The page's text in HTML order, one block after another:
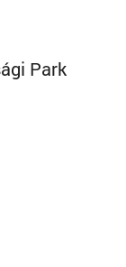
Park